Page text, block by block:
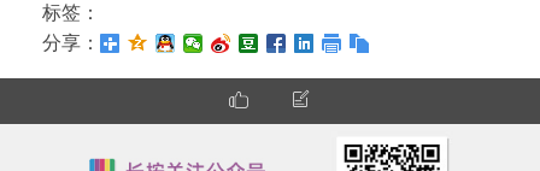
标签：
分享：